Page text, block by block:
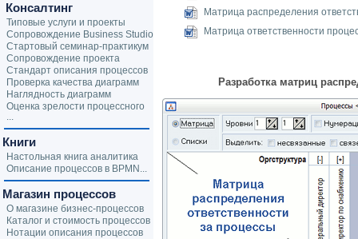
Матрица распределения
Матрица ответственности
Разработка матриц
Консалтинг
Типовые услуги и проекты
Сопровождение Business Studio
Стартовый семинар-практикум
Сопровождение проекта
Стандарт описания процессов
Проверка качества диаграмм
Наглядность диаграмм
Оценка зрелости процессного
...
Книги
Настольная книга аналитика
Описание процессов в BPMN...
Магазин процессов
О магазине бизнес-процессов
Каталог и стоимость процессов
Нотации описания процессов